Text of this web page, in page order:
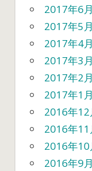
2017年6月
2017年5月
2017年4月
2017年3月
2017年2月
2017年1月
2016年12
2016年11
2016年10
2016年9月